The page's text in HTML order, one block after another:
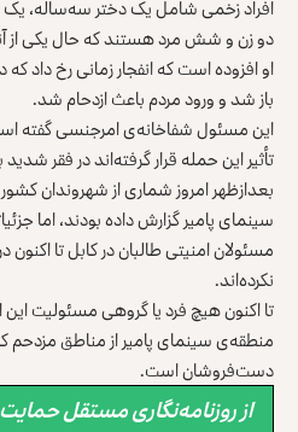
دو زن و شش مرد هستند که حال یکی از
او افزوده است که انفجار زمانی رخ داد
باز شد و ورود مردم باعث ازدحام شد.
این مسئول شفاخانه‌ی امرجنسی گفته
تأثیر این حمله قرار گرفته‌اند در فقر
بعدازظهر امروز شماری از شهروندان
سینمای پامیر گزارش داده بودند، اما
مسئولان امنیتی طالبان در کابل تا اکنون
نکرده‌اند.
تا اکنون هیچ فرد یا گروهی مسئولیت این
منطقه‌ی سینمای پامیر از مناطق مزدحم
دست‌فروشان است.
از روزنامه‌نگاری مستقل